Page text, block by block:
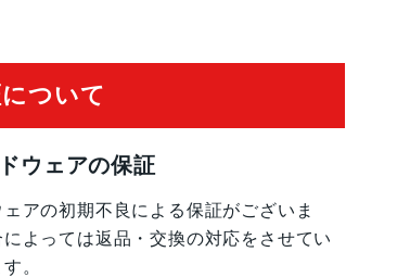
ついて
ウェアの保証
アの初期不良による保証がございま
よっては返品・交換の対応をさせてい
。